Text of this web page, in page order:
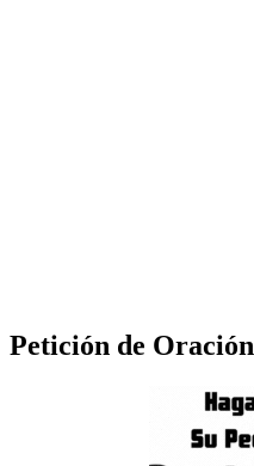
Petición de Oración